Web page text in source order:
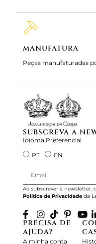
MANUFATURA
Peças manufaturadas
SUBSCREVA A
Idioma Preferencial
PT
EN
Ao subscrever à newsletter,
Política de Privacidade da
PRECISA DE
AJUDA?
A minha conta